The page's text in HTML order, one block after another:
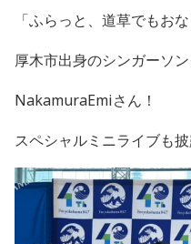
「ふらっと、道草でもおな
厚木市出身のシンガーソン
NakamuraEmiさん！
スペシャルミニライブも